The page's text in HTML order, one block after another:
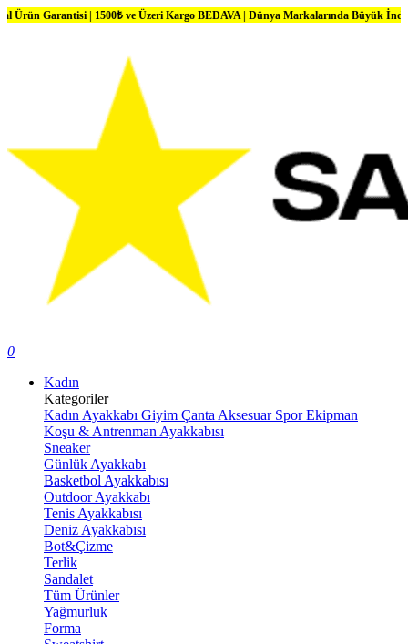
| 1500₺ ve Üzeri Kargo BEDAVA | Dünya Markalarında Büyük İndirimler
0
Kadın
Kategoriler
Kadın Ayakkabı Giyim Çanta Aksesuar Spor Ekipman
Koşu & Antrenman Ayakkabısı
Sneaker
Günlük Ayakkabı
Basketbol Ayakkabısı
Outdoor Ayakkabı
Tenis Ayakkabısı
Deniz Ayakkabısı
Bot&Çizme
Terlik
Sandalet
Tüm Ürünler
Yağmurluk
Forma